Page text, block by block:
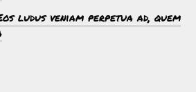
ludus veniam perpetua ad, quem